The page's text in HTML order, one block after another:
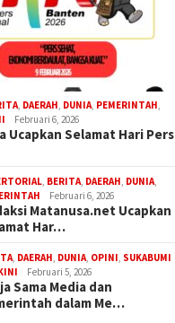
DAERAH DUNIA PEMERINTAH
Februari 6, 2026
Ucapkan Selamat Hari Pers
BERITA DAERAH DUNIA
Februari 6, 2026
Matanusa.net Ucapkan
Har…
DAERAH DUNIA OPINI SUKABUMI
Februari 5, 2026
Sama Media dan
dalam Me…